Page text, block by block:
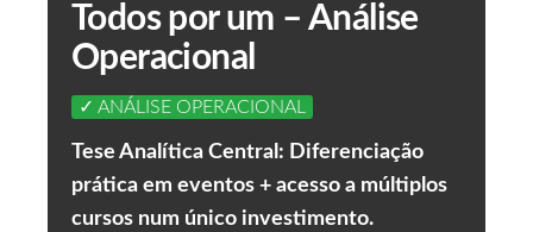
Todos por um – Análise
Operacional
✓ ANÁLISE OPERACIONAL
Tese Analítica Central: Diferenciação
prática em eventos + acesso a múltiplos
cursos num único investimento.